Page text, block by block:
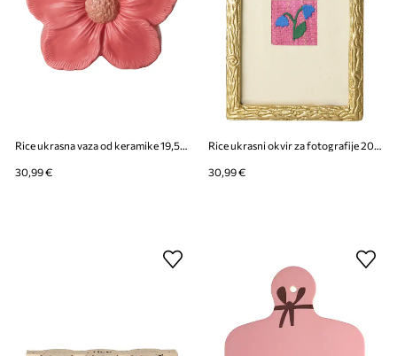
Rice ukrasna vaza od keramike 19,5 x 8 x 21 cm
30,99 €
Rice ukrasni okvir za fotografije 20 x 12 cm
30,99 €